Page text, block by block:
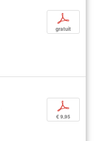
p
gratuit
p
€ 9,95